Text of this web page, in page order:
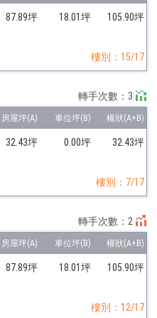
87.89坪 18.01坪 105.90坪
樓別：15/17
32.43坪 0.00坪 32.43坪
樓別：7/17
轉手次數：3
87.89坪 18.01坪 105.90坪
樓別：12/17
轉手次數：2